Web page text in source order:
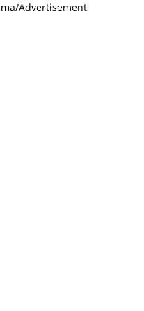
Advertisement